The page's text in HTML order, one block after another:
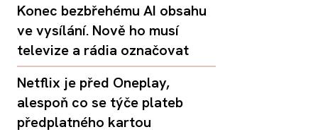
Konec bezbřehému AI obsahu
ve vysílání. Nově ho musí
televize a rádia označovat
Netflix je před Oneplay,
alespoň co se týče plateb
předplatného kartou